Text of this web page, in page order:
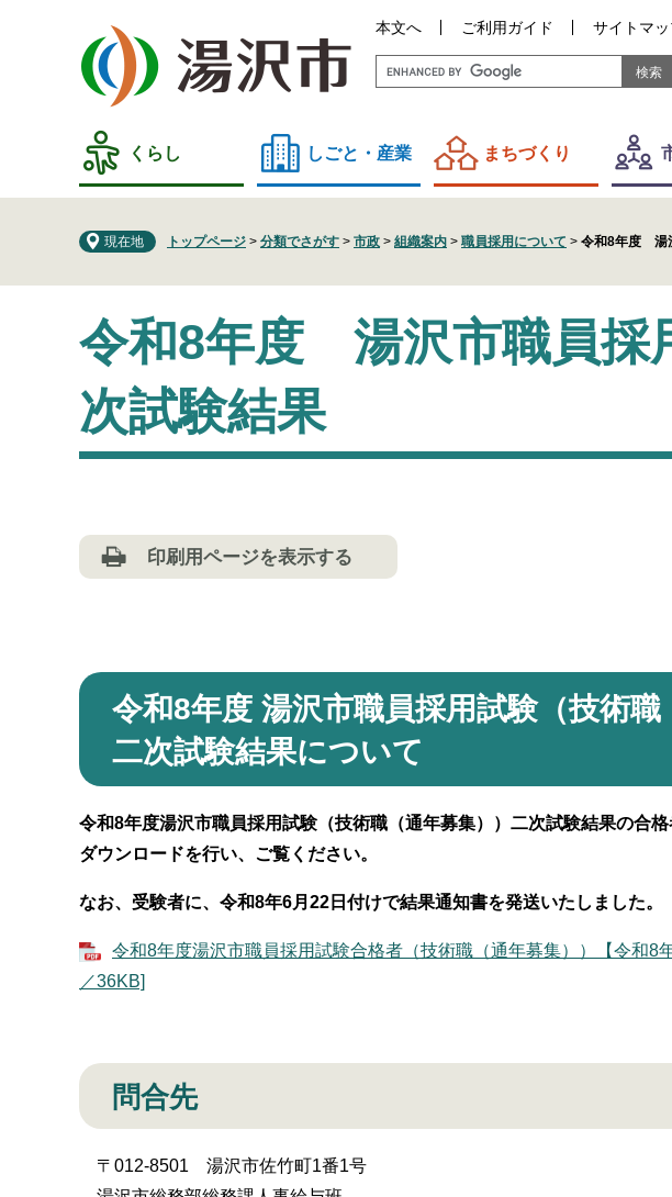
す
し
本文へ ご利用ガイド サイトマ
くらし しごと・産業 まちづくり
現在地 トップページ > 分類でさがす > 市政 > 組織案内 > 職員採用について > 令和8年度 湯
令和8年度 湯沢市職員採
次試験結果
印刷用ページを表示する
令和8年度 湯沢市職員採用試験（技術職
二次試験結果について
令和8年度湯沢市職員採用試験（技術職（通年募集））二次試験結果の合
ダウンロードを行い、ご覧ください。
なお、受験者に、令和8年6月22日付けで結果通知書を発送いたしました。
令和8年度湯沢市職員採用試験合格者（技術職（通年募集））【令和8
／36KB]
問合先
〒012-8501 湯沢市佐竹町1番1号